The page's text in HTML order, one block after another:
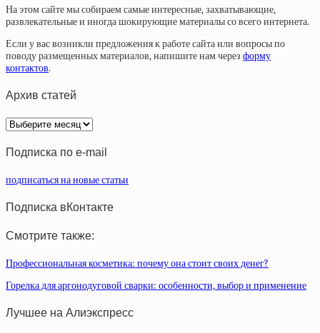
На этом сайте мы собираем самые интересные, захватывающие,
развлекательные и иногда шокирующие материалы со всего интернета.
Если у вас возникли предложения к работе сайта или вопросы по
поводу размещенных материалов, напишите нам через форму
контактов.
Архив статей
Архив
статей
Подписка по e-mail
подписаться на новые статьи
Подписка вКонтакте
Смотрите также:
Профессиональная косметика: почему она стоит своих денег?
Горелка для аргонодуговой сварки: особенности, выбор и применение
Лучшее на Алиэкспресс